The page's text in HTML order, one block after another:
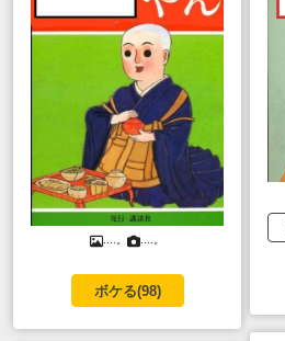
....。 ....。
ボケる(98)